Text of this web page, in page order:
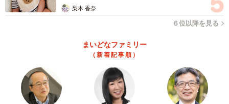
梨木 香奈
６位以降を見る
まいどなファミリー
（新着記事順）